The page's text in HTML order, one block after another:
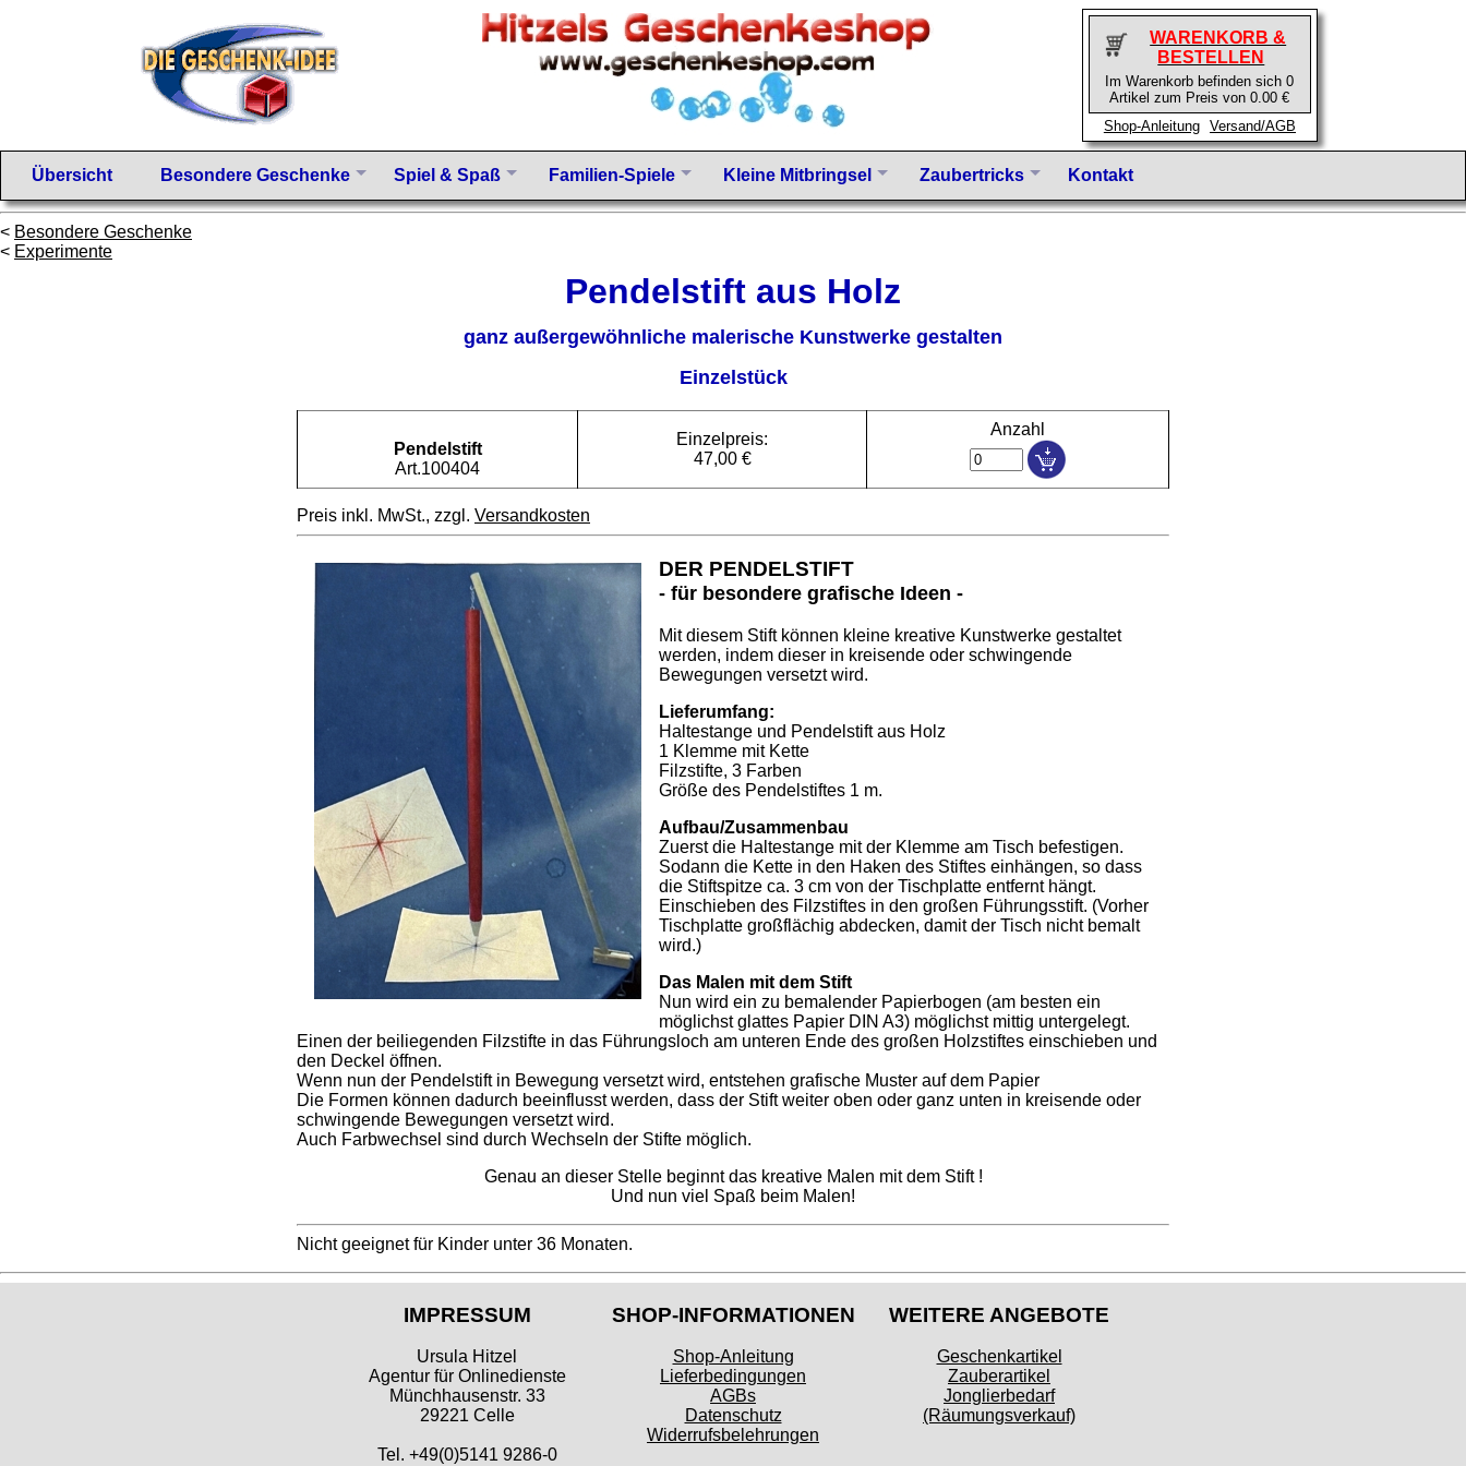
WARENKORB &
BESTELLEN
Im Warenkorb befinden sich 0
Artikel zum Preis von 0.00 €
Shop-Anleitung
Versand/AGB
Übersicht Besondere Geschenke Spiel & Spaß Familien-Spiele Kleine Mitbringsel Zaubertricks Kontakt
< Besondere Geschenke
< Experimente
Pendelstift aus Holz
ganz außergewöhnliche malerische Kunstwerke gestalten
Einzelstück
Pendelstift
Art.100404
Einzelpreis:
47,00 €
Anzahl
Preis inkl. MwSt., zzgl. Versandkosten
DER PENDELSTIFT
- für besondere grafische Ideen -
Mit diesem Stift können kleine kreative Kunstwerke gestaltet
werden, indem dieser in kreisende oder schwingende
Bewegungen versetzt wird.
Lieferumfang:
Haltestange und Pendelstift aus Holz
1 Klemme mit Kette
Filzstifte, 3 Farben
Größe des Pendelstiftes 1 m.
Aufbau/Zusammenbau
Zuerst die Haltestange mit der Klemme am Tisch befestigen.
Sodann die Kette in den Haken des Stiftes einhängen, so dass
die Stiftspitze ca. 3 cm von der Tischplatte entfernt hängt.
Einschieben des Filzstiftes in den großen Führungsstift. (Vorher
Tischplatte großflächig abdecken, damit der Tisch nicht bemalt
wird.)
Das Malen mit dem Stift
Nun wird ein zu bemalender Papierbogen (am besten ein
möglichst glattes Papier DIN A3) möglichst mittig untergelegt.
Einen der beiliegenden Filzstifte in das Führungsloch am unteren Ende des großen Holzstiftes einschieben und
den Deckel öffnen.
Wenn nun der Pendelstift in Bewegung versetzt wird, entstehen grafische Muster auf dem Papier
Die Formen können dadurch beeinflusst werden, dass der Stift weiter oben oder ganz unten in kreisende oder
schwingende Bewegungen versetzt wird.
Auch Farbwechsel sind durch Wechseln der Stifte möglich.
Genau an dieser Stelle beginnt das kreative Malen mit dem Stift !
Und nun viel Spaß beim Malen!
Nicht geeignet für Kinder unter 36 Monaten.
IMPRESSUM
Ursula Hitzel
Agentur für Onlinedienste
Münchhausenstr. 33
29221 Celle
Tel. +49(0)5141 9286-0
SHOP-INFORMATIONEN
Shop-Anleitung
Lieferbedingungen
AGBs
Datenschutz
Widerrufsbelehrungen
WEITERE ANGEBOTE
Geschenkartikel
Zauberartikel
Jonglierbedarf
(Räumungsverkauf)